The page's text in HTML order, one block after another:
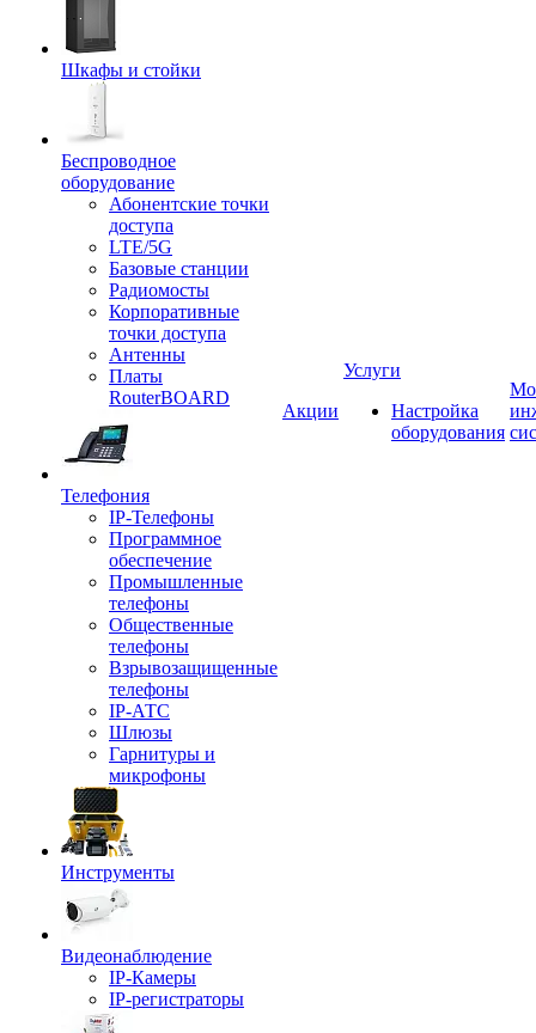
Шкафы и стойки
Беспроводное
оборудование
Абонентские точки
доступа
LTE/5G
Базовые станции
Радиомосты
Корпоративные
точки доступа
Антенны
Платы
RouterBOARD
Телефония
IP-Телефоны
Программное
обеспечение
Промышленные
телефоны
Общественные
телефоны
Взрывозащищенные
телефоны
IP-АТС
Шлюзы
Гарнитуры и
микрофоны
Инструменты
Видеонаблюдение
IP-Камеры
IP-регистраторы
Акции
Услуги
Настройка
оборудования